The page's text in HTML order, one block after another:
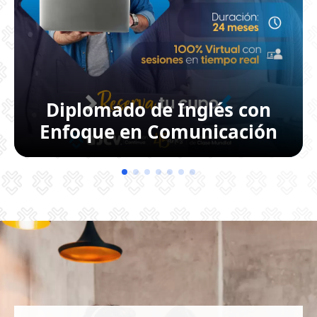
Diplomado de Inglés con
Enfoque en Comunicación